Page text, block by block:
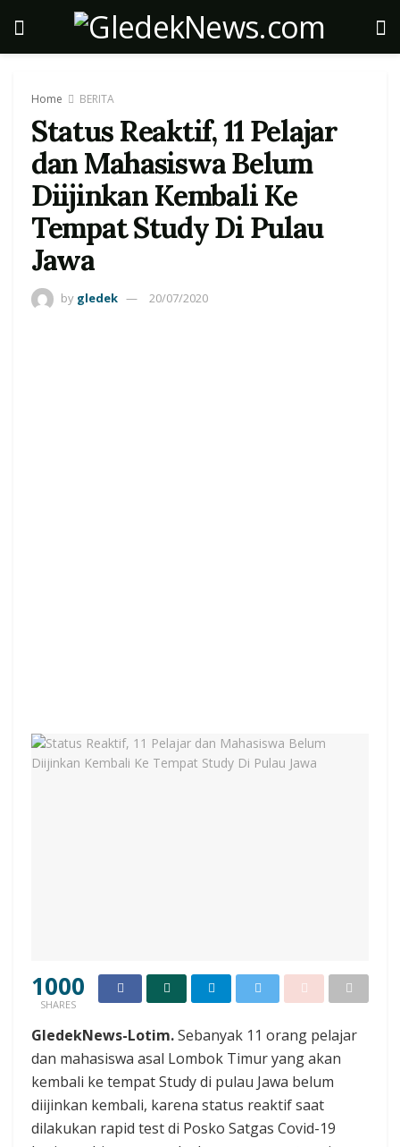
Home BERITA
Status Reaktif, 11 Pelajar
dan Mahasiswa Belum
Diijinkan Kembali Ke
Tempat Study Di Pulau
Jawa‎
by gledek 20/07/2020
1000
SHARES
GledekNews-Lotim.Sebanyak 11 orang pelajar
dan mahasiswa asal Lombok Timur yang akan
kembali ke tempat Study di pulau Jawa belum
diijinkan kembali, karena status reaktif saat
dilakukan rapid test di Posko Satgas Covid-19